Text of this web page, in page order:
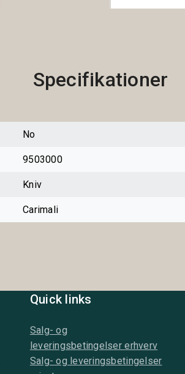
Specifikationer
No
9503000
Kniv
Carimali
Quick links
Salg- og
leveringsbetingelser erhverv
Salg- og leveringsbetingelser